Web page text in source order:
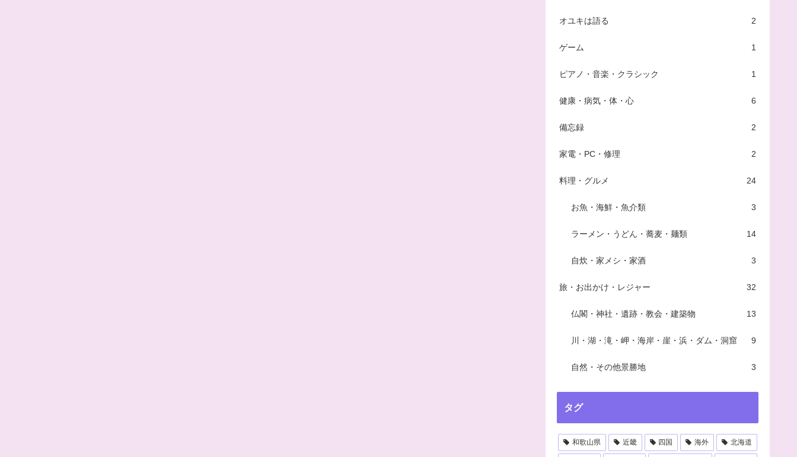
オユキは語る 2
ゲーム 1
ピアノ・音楽・クラシック 1
健康・病気・体・心 6
備忘録 2
家電・PC・修理 2
料理・グルメ 24
お魚・海鮮・魚介類 3
ラーメン・うどん・蕎麦・麺類 14
自炊・家メシ・家酒 3
旅・お出かけ・レジャー 32
仏閣・神社・遺跡・教会・建築物 13
川・湖・滝・岬・海岸・崖・浜・ダム・洞窟 9
自然・その他景勝地 3
タグ
和歌山県 近畿 四国 海外 北海道